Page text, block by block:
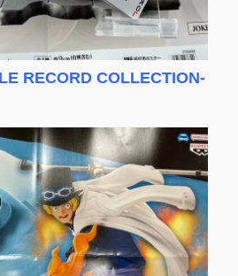
RECORD COLLECTION-